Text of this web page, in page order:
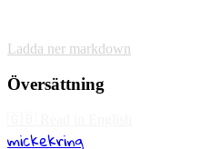
Ladda ner markdown
Översättning
mickekring